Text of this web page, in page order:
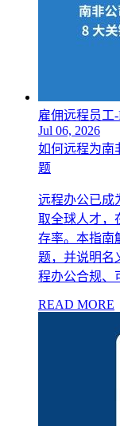
雇佣远程员工-
Jul 06, 2026
如何远程为南
题
远程办公已成
取全球人才，
存率。本指南
题，并说明名
程办公合规、
READ MORE